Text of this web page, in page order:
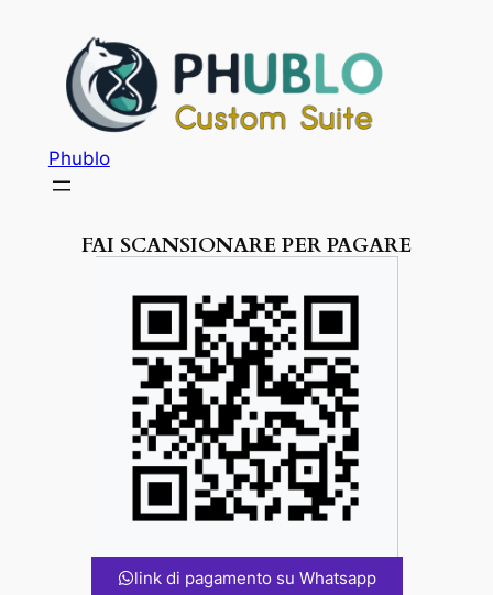
Phublo
FAI SCANSIONARE PER PAGARE
link di pagamento su Whatsapp